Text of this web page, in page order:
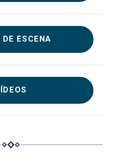
DE ESCENA